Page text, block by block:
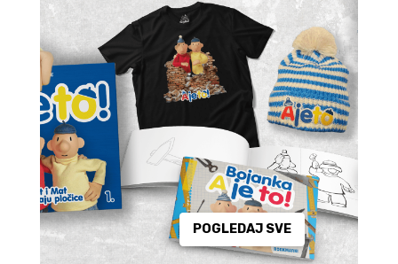
POGLEDAJ SVE